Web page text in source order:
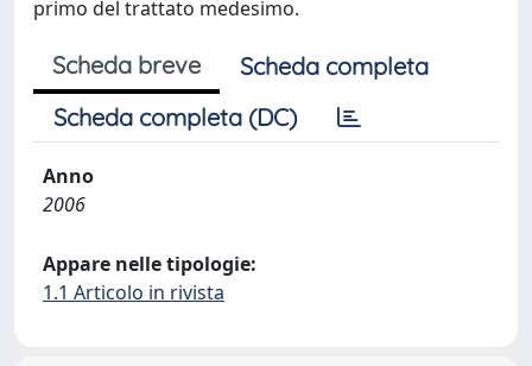
primo del trattato medesimo.
Scheda breve
Scheda completa
Scheda completa (DC)
Anno
2006
Appare nelle tipologie:
1.1 Articolo in rivista